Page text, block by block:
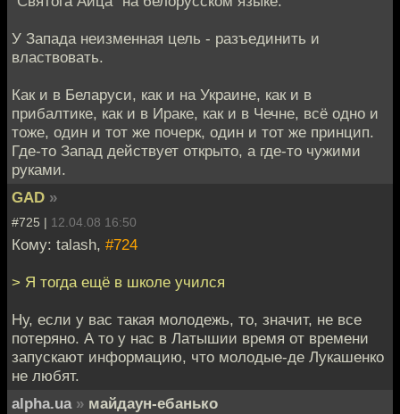
У Запада неизменная цель - разъединить и
властвовать.
Как и в Беларуси, как и на Украине, как и в
прибалтике, как и в Ираке, как и в Чечне, всё одно и
тоже, один и тот же почерк, один и тот же принцип.
Где-то Запад действует открыто, а где-то чужими
руками.
GAD »
#725 | 12.04.08 16:50
Кому: talash, #724
> Я тогда ещё в школе учился
Ну, если у вас такая молодежь, то, значит, не все
потеряно. А то у нас в Латышии время от времени
запускают информацию, что молодые-де Лукашенко
не любят.
alpha.ua » майдаун-ебанько